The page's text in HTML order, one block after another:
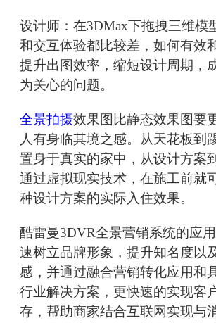
设计师：在3DMax下拖拽三维模
和交互体验都比较差，如何有效
提升出图效率，缩短设计周期，
为关心的问题。
全景拍摄效果图比静态效果图要
人有身临其境之感。从天花板到
置身于真实的家中，从设计方案
通过虚拟现实技术，在施工前就
种设计方案的实际入住效果。
酷雷曼3DVR全景营销系统的应
速树立品牌形象，提升知名度以
感，并通过融合营销转化应用和
行业解决方案，更快速的实现客
存，帮助商家结合互联网实现与